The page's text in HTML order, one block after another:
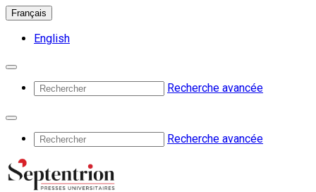
Français
English
Recherche avancée
Recherche avancée